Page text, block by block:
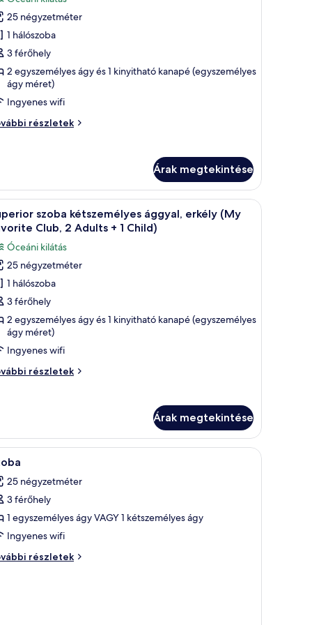
25 négyzetméter
1 hálószoba
3 férőhely
2 egyszemélyes ágy és 1 kinyitható kanapé (egyszemélyes
ágy méret)
Ingyenes wifi
részletek
Árak megtekintése
kilátás, beleértve a sziklás strandot és a kristálytiszta, kék tengert.
Egy erkély, ahonnan a tengerpartra nyílik
13
szoba kétszemélyes ággyal, erkély (My
Club, 2 Adults + 1 Child)
Óceáni kilátás
25 négyzetméter
1 hálószoba
3 férőhely
2 egyszemélyes ágy és 1 kinyitható kanapé (egyszemélyes
ágy méret)
Ingyenes wifi
részletek
Árak megtekintése
és ingyenes wifi Széf a szobában, sötétítőfüggöny,
7
25 négyzetméter
3 férőhely
1 egyszemélyes ágy VAGY 1 kétszemélyes ágy
Ingyenes wifi
részletek